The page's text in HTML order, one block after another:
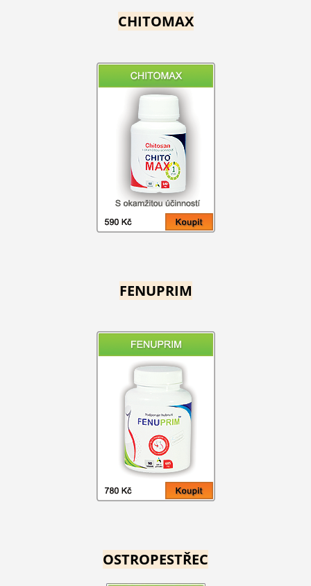
CHITOMAX
FENUPRIM
OSTROPESTŘEC